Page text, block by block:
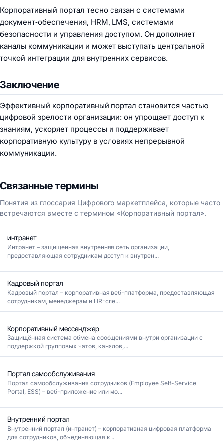
Корпоративный портал тесно связан с системами
документ‑обеспечения, HRM, LMS, системами
безопасности и управления доступом. Он дополняет
каналы коммуникации и может выступать центральной
точкой интеграции для внутренних сервисов.
Заключение
Эффективный корпоративный портал становится частью
цифровой зрелости организации: он упрощает доступ к
знаниям, ускоряет процессы и поддерживает
корпоративную культуру в условиях непрерывной
коммуникации.
Связанные термины
Понятия из глоссария Цифрового маркетплейса, которые часто
встречаются вместе с термином «Корпоративный портал».
интранет
Интранет – защищенная внутренняя сеть организации,
предоставляющая сотрудникам доступ к внутрен...
Кадровый портал
Кадровый портал – корпоративная веб-платформа, предоставляющая
сотрудникам, менеджерам и HR-спе...
Корпоративный мессенджер
Защищённая система обмена сообщениями внутри организации с
поддержкой групповых чатов, каналов,...
Портал самообслуживания
Портал самообслуживания сотрудников (Employee Self-Service
Portal, ESS) – веб-приложение или мо...
Внутренний портал
Внутренний портал (интранет) – корпоративная цифровая платформа
для сотрудников, объединяющая к...